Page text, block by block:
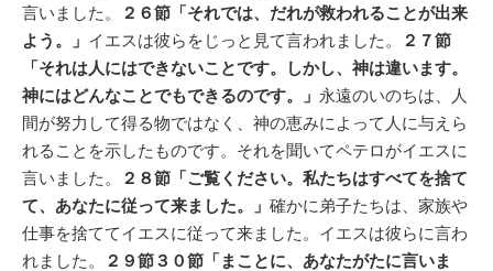
言いました。
２６節「それでは、だれが救われることが出来
よう。」 イエスは彼らをじっと見て言われました。
２７節
「それは人にはできないことです。しかし、神は違います。
神にはどんなことでもできるのです。」 永遠のいのちは、人
間が努力して得る物ではなく、神の恵みによって人に与えら
れることを示したものです。それを聞いてペテロがイエスに
言いました。
２８節「ご覧ください。私たちはすべてを捨て
て、あなたに従って来ました。」 確かに弟子たちは、家族や
仕事を捨ててイエスに従って来ました。イエスは彼らに言わ
れました。
２９節３０節「まことに、あなたがたに言いま